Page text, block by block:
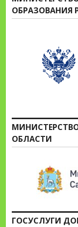
ОБРАЗОВАНИЯ
ОБЛАСТИ
ГОСУСЛУГИ